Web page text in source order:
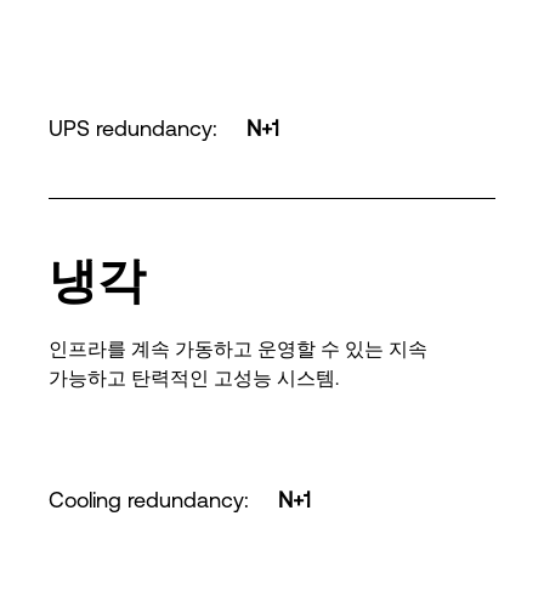
UPS redundancy: N+1
냉각
인프라를 계속 가동하고 운영할 수 있는 지속
가능하고 탄력적인 고성능 시스템.
Cooling redundancy: N+1